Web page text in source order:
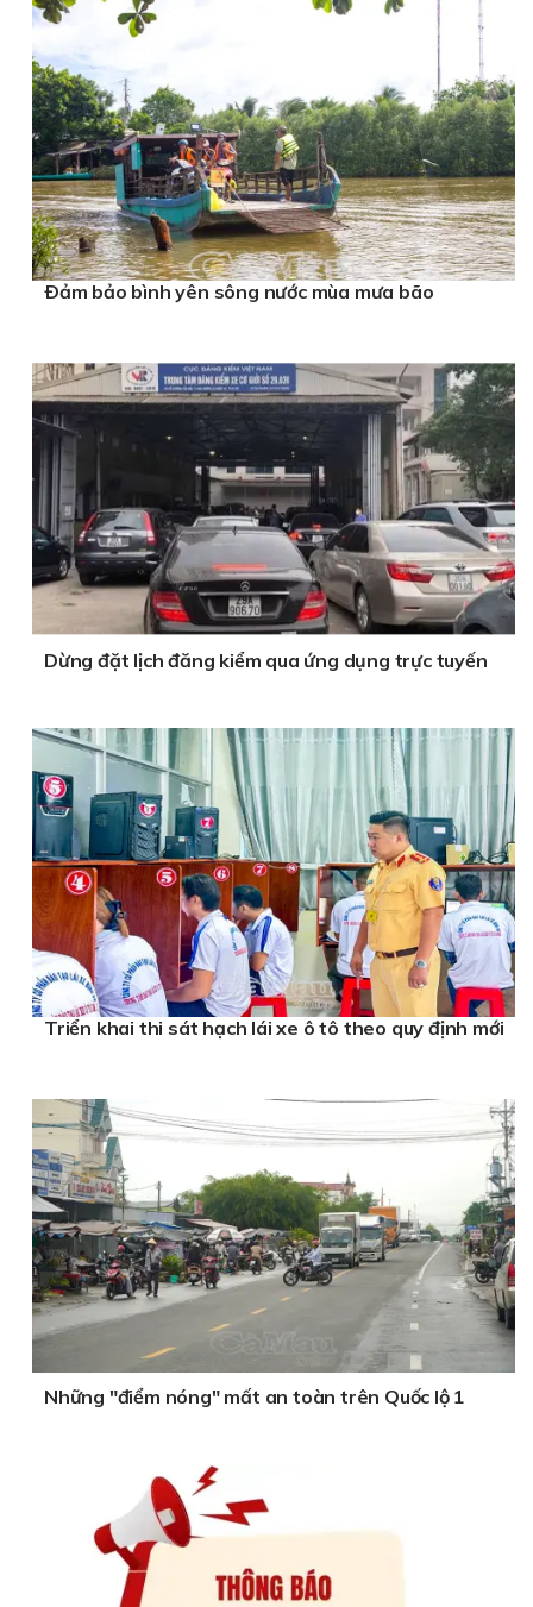
Ðảm bảo bình yên sông nước mùa mưa bão
Dừng đặt lịch đăng kiểm qua ứng dụng trực tuyến
Triển khai thi sát hạch lái xe ô tô theo quy định mới
Những "điểm nóng" mất an toàn trên Quốc lộ 1